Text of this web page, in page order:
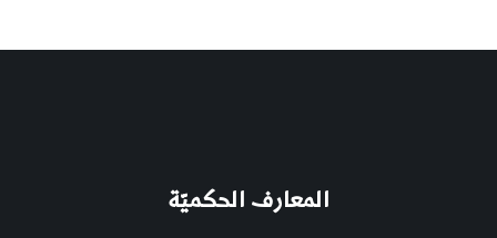
المعارف الحكميّة